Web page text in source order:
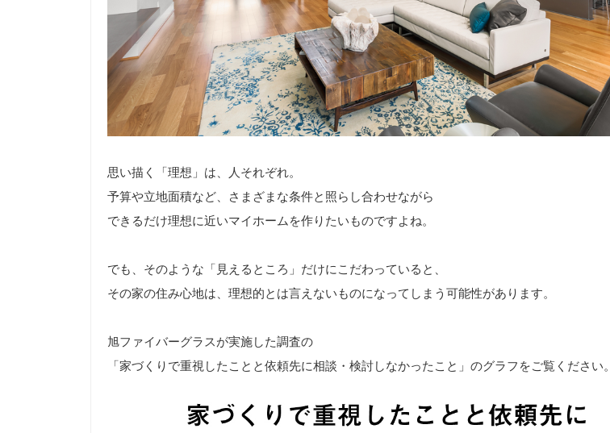
思い描く「理想」は、人それぞれ。
予算や立地面積など、さまざまな条件と照らし合わせながら
できるだけ理想に近いマイホームを作りたいものですよね。
でも、そのような「見えるところ」だけにこだわっていると、
その家の住み心地は、理想的とは言えないものになってしまう可能性があります。
旭ファイバーグラスが実施した調査の
「家づくりで重視したことと依頼先に相談・検討しなかったこと」のグラフをご覧ください。